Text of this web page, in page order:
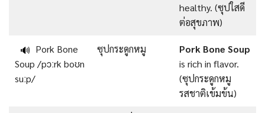
healthy. (ซุปใสดี
ต่อสุขภาพ)
🔊 Pork Bone
Soup /pɔːrk boʊn
suːp/
ซุปกระดูกหมู
Pork Bone Soup
is rich in flavor.
(ซุปกระดูกหมู
รสชาติเข้มข้น)